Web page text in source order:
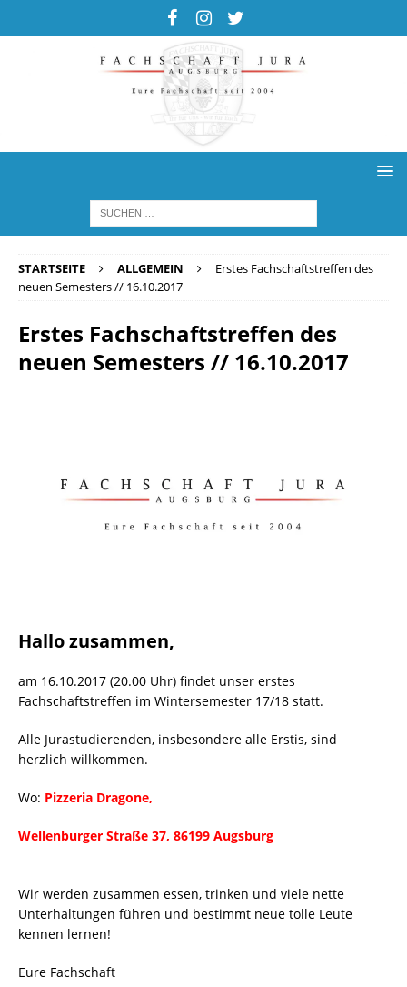
STARTSEITE ALLGEMEIN
Erstes Fachschaftstreffen des
neuen Semesters // 16.10.2017
Erstes Fachschaftstreffen des
neuen Semesters // 16.10.2017
Hallo zusammen,
am 16.10.2017 (20.00 Uhr) findet unser erstes
Fachschaftstreffen im Wintersemester 17/18 statt.
Alle Jurastudierenden, insbesondere alle Erstis, sind
herzlich willkommen.
Wo: Pizzeria Dragone,
Wellenburger Straße 37, 86199 Augsburg
Wir werden zusammen essen, trinken und viele nette
Unterhaltungen führen und bestimmt neue tolle Leute
kennen lernen!
Eure Fachschaft